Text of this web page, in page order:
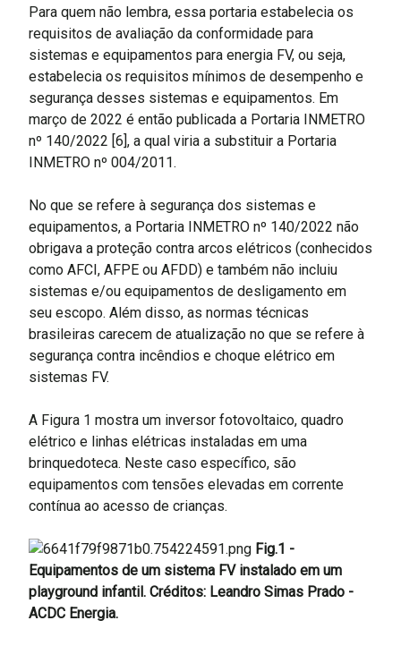
Para quem não lembra, essa portaria estabelecia os
requisitos de avaliação da conformidade para
sistemas e equipamentos para energia FV, ou seja,
estabelecia os requisitos mínimos de desempenho e
segurança desses sistemas e equipamentos. Em
março de 2022 é então publicada a Portaria INMETRO
nº 140/2022 [6], a qual viria a substituir a Portaria
INMETRO nº 004/2011.
No que se refere à segurança dos sistemas e
equipamentos, a Portaria INMETRO nº 140/2022 não
obrigava a proteção contra arcos elétricos (conhecidos
como AFCI, AFPE ou AFDD) e também não incluiu
sistemas e/ou equipamentos de desligamento em
seu escopo. Além disso, as normas técnicas
brasileiras carecem de atualização no que se refere à
segurança contra incêndios e choque elétrico em
sistemas FV.
A Figura 1 mostra um inversor fotovoltaico, quadro
elétrico e linhas elétricas instaladas em uma
brinquedoteca. Neste caso específico, são
equipamentos com tensões elevadas em corrente
contínua ao acesso de crianças.
Fig.1 -
Equipamentos de um sistema FV instalado em um
playground infantil. Créditos: Leandro Simas Prado -
ACDC Energia.